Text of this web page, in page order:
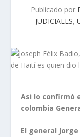
Publicado por
JUDICIALES,
Asi lo confirmó
colombia
El general